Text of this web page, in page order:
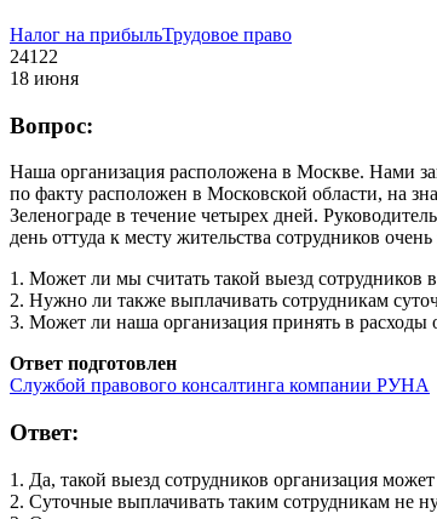
Налог на прибыльТрудовое право
24122
18 июня
Вопрос:
Наша организация расположена в Москве. Нами
по факту расположен в Московской области, на
Зеленограде в течение четырех дней.
день оттуда к месту жительства сотрудников очень
1. Может ли мы считать такой выезд сотрудников
2. Нужно ли также выплачивать сотрудникам
3. Может ли наша организация принять в расходы
Ответ подготовлен
Службой правового консалтинга компании РУНА
Ответ:
1. Да, такой выезд сотрудников организация
2. Суточные выплачивать таким сотрудникам не